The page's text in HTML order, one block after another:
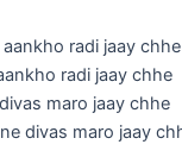
radi jaay chhe
radi jaay chhe
maro jaay chhe
divas maro jaay